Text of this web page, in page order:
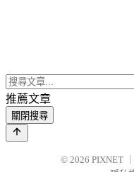
推薦文章
關閉搜尋
© 2026 PIXNET